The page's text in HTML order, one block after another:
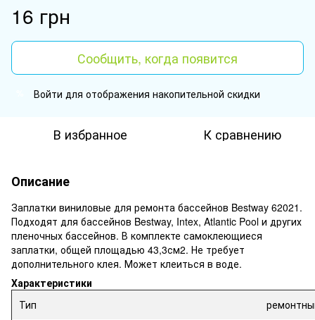
16 грн
Сообщить, когда появится
Войти для отображения накопительной скидки
В избранное К сравнению
Описание
Заплатки виниловые для ремонта бассейнов Bestway 62021.
Подходят для бассейнов Bestway, Intex, Atlantic Pool и других
пленочных бассейнов. В комплекте самоклеющиеся
заплатки, общей площадью 43,3см2. Не требует
дополнительного клея. Может клеиться в воде.
Характеристики
Тип